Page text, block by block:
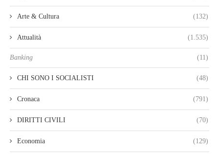
Arte & Cultura (132)
Attualità (1.535)
Banking (11)
CHI SONO I SOCIALISTI (48)
Cronaca (791)
DIRITTI CIVILI (70)
Economia (129)